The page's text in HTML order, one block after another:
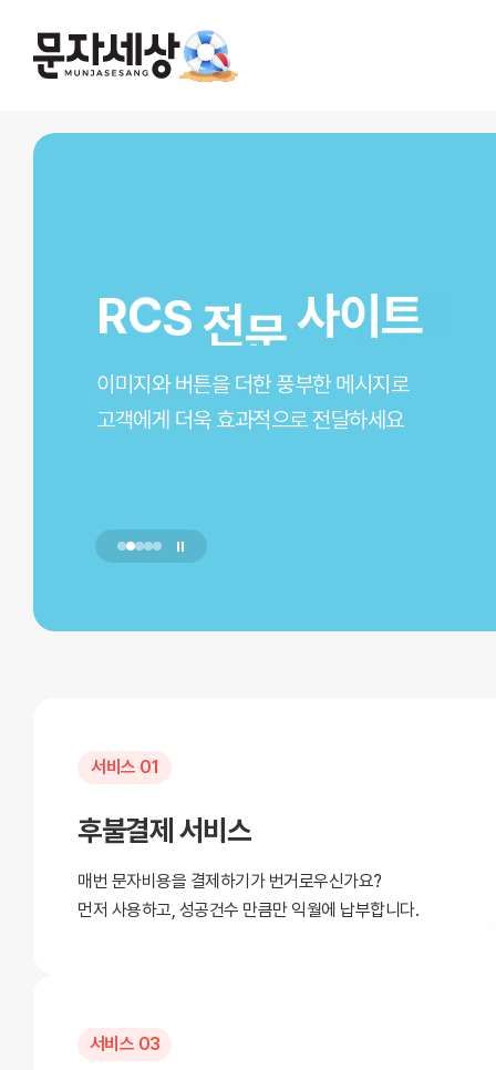
알림톡 전문
사이트
예약, 주문, 배송, 결제 안내까지
고객에게 빠르고 정확하게 전달하세요
RCS 전문 사이트
이미지와 버튼을 더한 풍부한 메시지로
고객에게 더욱 효과적으로 전달하세요
기업/단체/선거/광고
전문
문자사이트
쉽고 편리하게 언제 어디서나
선거문자
전문 사이트
후보자님 당선을 위한 빠른 선택!
- 주소록 입력대행
- 신속한 회계처리
인터넷 팩스
서비스
인터넷만 되면 팩스기계가 없어도
언제 어디서나 쉽게 보낼 수 있어요!
서비스 01
후불결제 서비스
매번 문자비용을 결제하기가 번거로우신가요?
먼저 사용하고, 성공건수 만큼만 익월에 납부합니다.
서비스 03